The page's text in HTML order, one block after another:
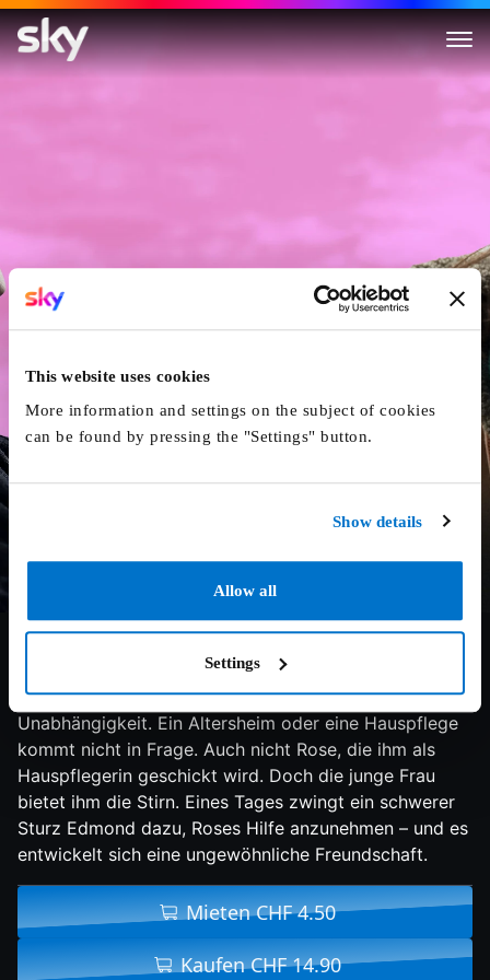
This website uses cookies
More information and settings on the subject of cookies
can be found by pressing the "Settings" button.
Show details
Allow all
Settings
Das kleine Zimmer
Eine Geschichte über das Herz – Edmonds Herz, das
nicht mehr sehr stark ist. Aber es schlägt beharrlich für
Unabhängigkeit. Ein Altersheim oder eine Hauspflege
kommt nicht in Frage. Auch nicht Rose, die ihm als
Hauspflegerin geschickt wird. Doch die junge Frau
bietet ihm die Stirn. Eines Tages zwingt ein schwerer
Sturz Edmond dazu, Roses Hilfe anzunehmen – und es
entwickelt sich eine ungewöhnliche Freundschaft.
Mieten CHF 4.50
Kaufen CHF 14.90